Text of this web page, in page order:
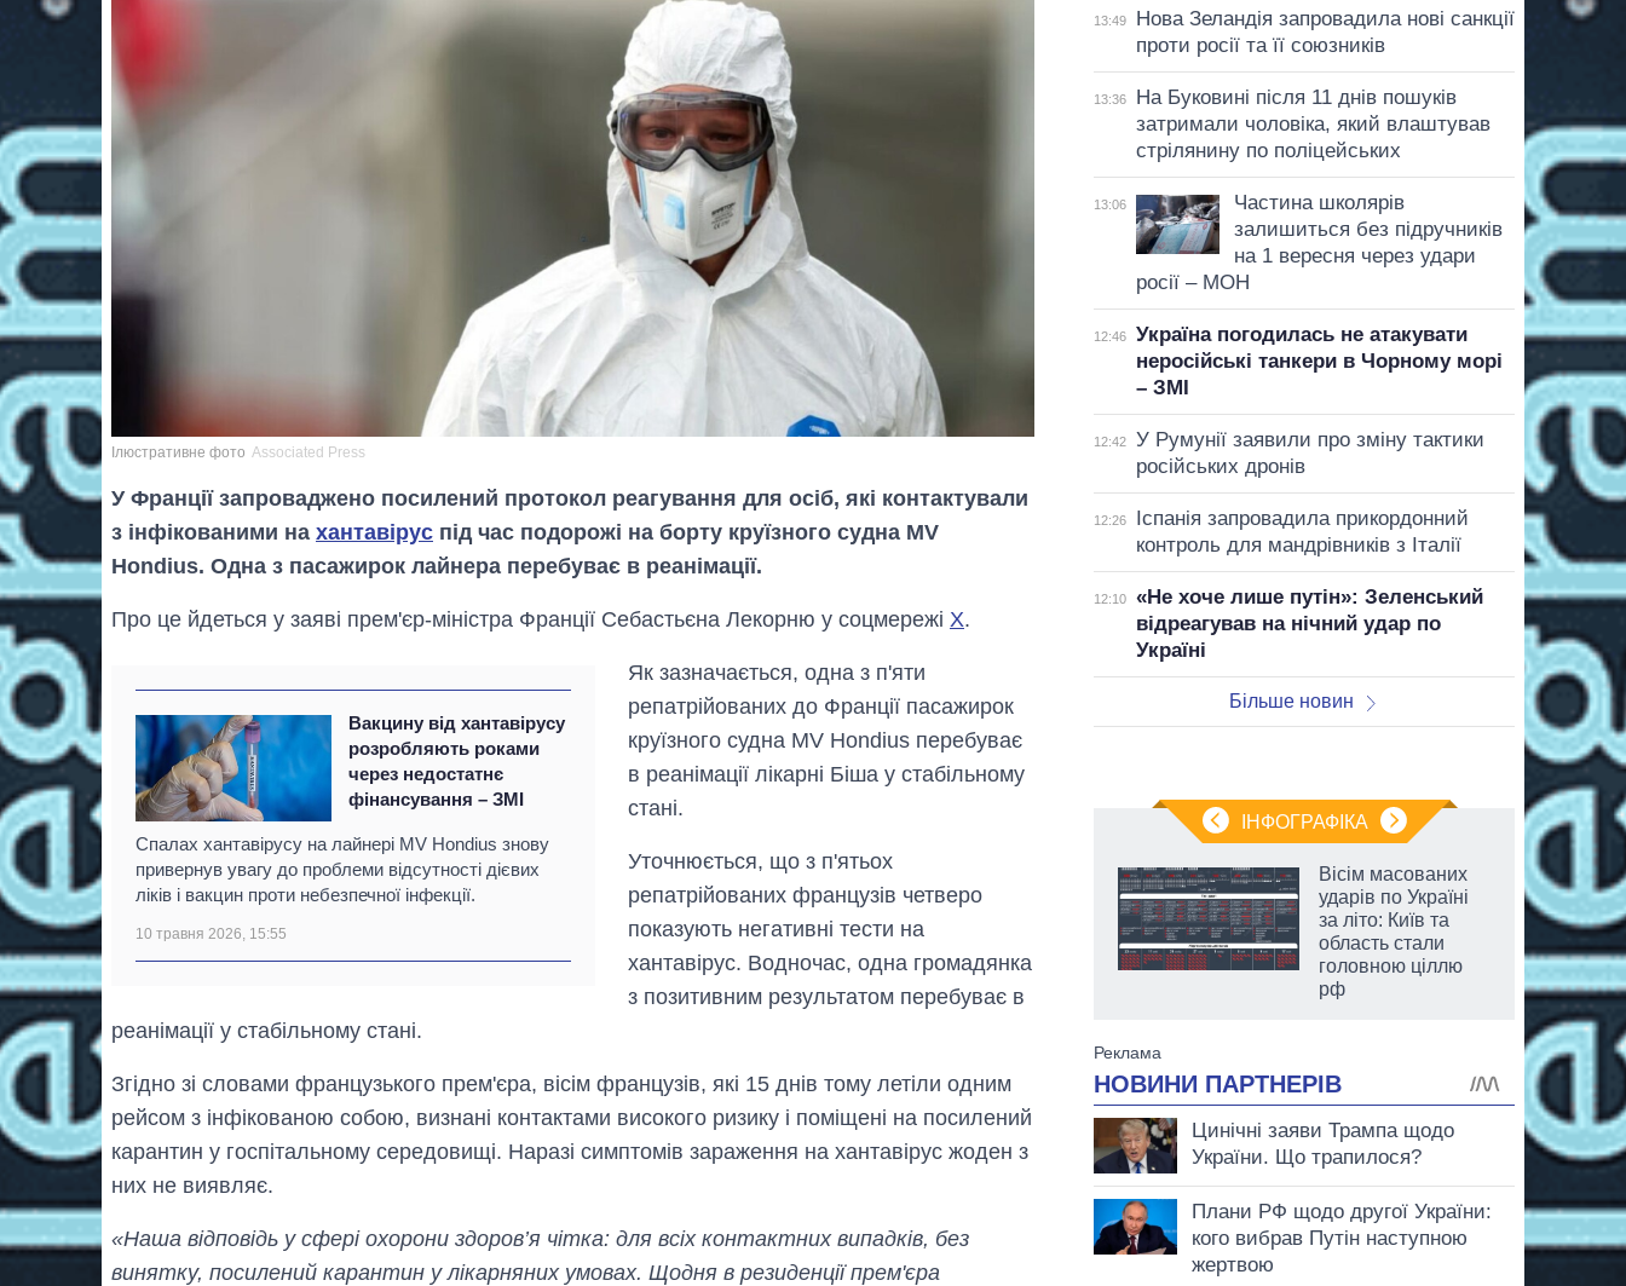
Ілюстративне фото Associated Press
У Франції запроваджено посилений протокол реагування для осіб, які контактували
з інфікованими на хантавірус під час подорожі на борту круїзного судна MV
Hondius. Одна з пасажирок лайнера перебуває в реанімації.
Про це йдеться у заяві прем'єр-міністра Франції Себастьєна Лекорню у соцмережі Х.
Вакцину від хантавірусу
розробляють роками
через недостатнє
фінансування – ЗМІ
Спалах хантавірусу на лайнері MV Hondius знову
привернув увагу до проблеми відсутності дієвих
ліків і вакцин проти небезпечної інфекції.
10 травня 2026, 15:55
Як зазначається, одна з п'яти
репатрійованих до Франції пасажирок
круїзного судна MV Hondius перебуває
в реанімації лікарні Біша у стабільному
стані.
Уточнюється, що з п'ятьох
репатрійованих французів четверо
показують негативні тести на
хантавірус. Водночас, одна громадянка
з позитивним результатом перебуває в
реанімації у стабільному стані.
Згідно зі словами французького прем'єра, вісім французів, які 15 днів тому летіли одним
рейсом з інфікованою собою, визнані контактами високого ризику і поміщені на посилений
карантин у госпітальному середовищі. Наразі симптомів зараження на хантавірус жоден з
них не виявляє.
«Наша відповідь у сфері охорони здоров’я чітка: для всіх контактних випадків, без
винятку, посилений карантин у лікарняних умовах. Щодня в резиденції прем'єра
13:49
Нова Зеландія запровадила нові санкції
проти росії та її союзників
13:36
На Буковині після 11 днів пошуків
затримали чоловіка, який влаштував
стрілянину по поліцейських
13:06
Частина школярів
залишиться без підручників
на 1 вересня через удари
росії – МОН
12:46
Україна погодилась не атакувати
неросійські танкери в Чорному морі
– ЗМІ
12:42
У Румунії заявили про зміну тактики
російських дронів
12:26
Іспанія запровадила прикордонний
контроль для мандрівників з Італії
12:10
«Не хоче лише путін»: Зеленський
відреагував на нічний удар по
Україні
Більше новин
ІНФОГРАФІКА
вирощували в
Україні до і під час
великої війни
Вісім масованих
ударів по Україні
за літо: Київ та
область стали
головною ціллю
рф